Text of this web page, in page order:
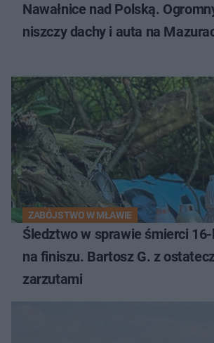
Nawałnice nad Polską.
niszczy dachy i auta na
ZABÓJSTWO W MŁAWIE
Śledztwo w sprawie śmierci
na finiszu. Bartosz G. z
zarzutami